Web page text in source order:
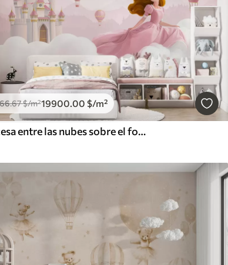
.67$/m²19900.00 $/m²
Princesa entre las nubes sobre el fondo del paisaje con el castillo